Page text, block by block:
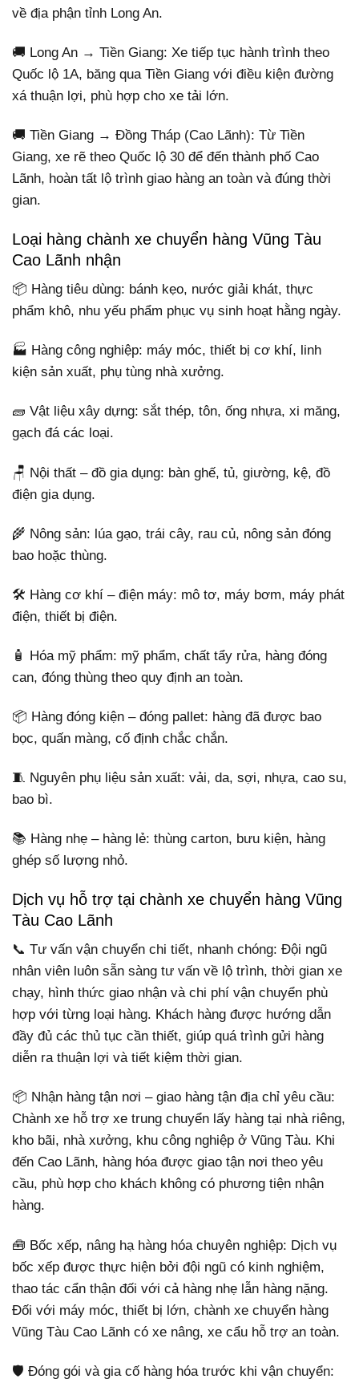
về địa phận tỉnh Long An.
🚚 Long An → Tiền Giang: Xe tiếp tục hành trình theo
Quốc lộ 1A, băng qua Tiền Giang với điều kiện đường
xá thuận lợi, phù hợp cho xe tải lớn.
🚚 Tiền Giang → Đồng Tháp (Cao Lãnh): Từ Tiền
Giang, xe rẽ theo Quốc lộ 30 để đến thành phố Cao
Lãnh, hoàn tất lộ trình giao hàng an toàn và đúng thời
gian.
Loại hàng chành xe chuyển hàng Vũng Tàu
Cao Lãnh nhận
📦 Hàng tiêu dùng: bánh kẹo, nước giải khát, thực
phẩm khô, nhu yếu phẩm phục vụ sinh hoạt hằng ngày.
🏭 Hàng công nghiệp: máy móc, thiết bị cơ khí, linh
kiện sản xuất, phụ tùng nhà xưởng.
🧱 Vật liệu xây dựng: sắt thép, tôn, ống nhựa, xi măng,
gạch đá các loại.
🪑 Nội thất – đồ gia dụng: bàn ghế, tủ, giường, kệ, đồ
điện gia dụng.
🌾 Nông sản: lúa gạo, trái cây, rau củ, nông sản đóng
bao hoặc thùng.
🛠️ Hàng cơ khí – điện máy: mô tơ, máy bơm, máy phát
điện, thiết bị điện.
🧴 Hóa mỹ phẩm: mỹ phẩm, chất tẩy rửa, hàng đóng
can, đóng thùng theo quy định an toàn.
📦 Hàng đóng kiện – đóng pallet: hàng đã được bao
bọc, quấn màng, cố định chắc chắn.
🧵 Nguyên phụ liệu sản xuất: vải, da, sợi, nhựa, cao su,
bao bì.
📚 Hàng nhẹ – hàng lẻ: thùng carton, bưu kiện, hàng
ghép số lượng nhỏ.
Dịch vụ hỗ trợ tại chành xe chuyển hàng Vũng
Tàu Cao Lãnh
📞 Tư vấn vận chuyển chi tiết, nhanh chóng: Đội ngũ
nhân viên luôn sẵn sàng tư vấn về lộ trình, thời gian xe
chạy, hình thức giao nhận và chi phí vận chuyển phù
hợp với từng loại hàng. Khách hàng được hướng dẫn
đầy đủ các thủ tục cần thiết, giúp quá trình gửi hàng
diễn ra thuận lợi và tiết kiệm thời gian.
📦 Nhận hàng tận nơi – giao hàng tận địa chỉ yêu cầu:
Chành xe hỗ trợ xe trung chuyển lấy hàng tại nhà riêng,
kho bãi, nhà xưởng, khu công nghiệp ở Vũng Tàu. Khi
đến Cao Lãnh, hàng hóa được giao tận nơi theo yêu
cầu, phù hợp cho khách không có phương tiện nhận
hàng.
🧰 Bốc xếp, nâng hạ hàng hóa chuyên nghiệp: Dịch vụ
bốc xếp được thực hiện bởi đội ngũ có kinh nghiệm,
thao tác cẩn thận đối với cả hàng nhẹ lẫn hàng nặng.
Đối với máy móc, thiết bị lớn, chành xe chuyển hàng
Vũng Tàu Cao Lãnh có xe nâng, xe cẩu hỗ trợ an toàn.
🛡️ Đóng gói và gia cố hàng hóa trước khi vận chuyển: